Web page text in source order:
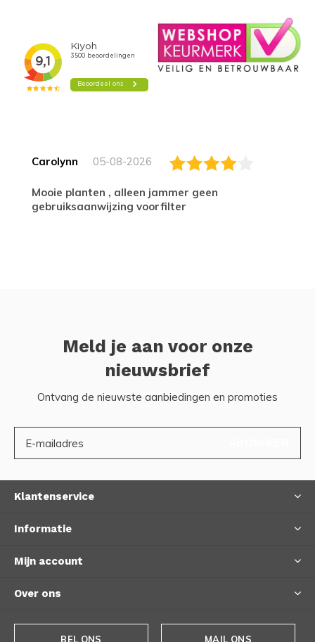
Carolynn 05-08-2026
Mooie planten , alleen jammer geen
gebruiksaanwijzing voorfilter
Meld je aan voor onze
nieuwsbrief
Ontvang de nieuwste aanbiedingen en promoties
Klantenservice
Informatie
Mijn account
Over ons
BEL ONS MAIL ONS